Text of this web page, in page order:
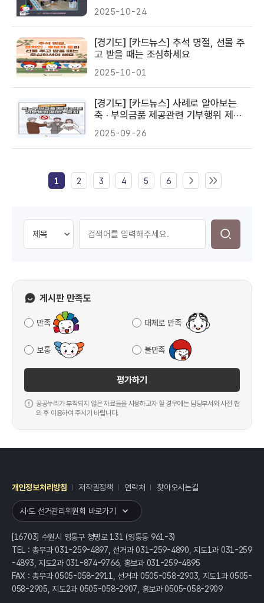
2025-10-24
[경기도] [카드뉴스] 추석 명절, 선물 주
고 받을 때는 조심하세요
2025-10-01
[경기도] [카드뉴스] 사례로 알아보는
축 · 부의금품 제공관련 기부행위 제한 ·
금지
2025-09-26
1 2 3 4 5 6
게시판 만족도
만족 대체로 만족
보통 불만족
평가하기
공공누리가 부착되지 않은 자료들을 사용하고자 할 경우에는 담당부서와 사전 협
의 후 이용하여 주시기 바랍니다.
개인정보처리방침 저작권정책 연락처 찾아오시는길
시·도 선거관리위원회 바로가기
[16703] 수원시 영통구 청명로 131 (영통동 961-3)
TEL : 총무과 031-259-4897, 선거과 031-259-4890, 지도1과 031-259
-4893, 지도2과 031-874-9766, 홍보과 031-259-4895
FAX : 총무과 0505-058-2911, 선거과 0505-058-2903, 지도1과 0505-
058-2905, 지도2과 0505-058-2907, 홍보과 0505-058-2909